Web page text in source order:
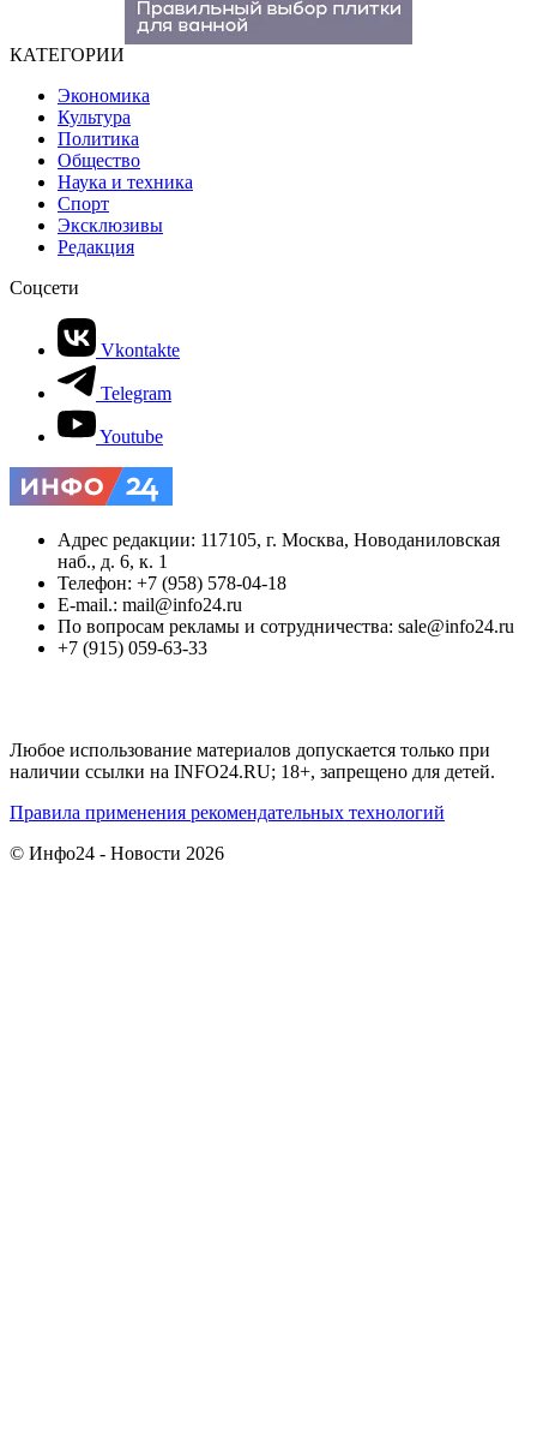
КАТЕГОРИИ
Экономика
Культура
Политика
Общество
Наука и техника
Спорт
Эксклюзивы
Редакция
Соцсети
Vkontakte
Telegram
Youtube
Адрес редакции: 117105, г. Москва, Новоданиловская
наб., д. 6, к. 1
Телефон: +7 (958) 578-04-18
E-mail.: mail@info24.ru
По вопросам рекламы и сотрудничества: sale@info24.ru
+7 (915) 059-63-33
Любое использование материалов допускается только при
наличии ссылки на INFO24.RU; 18+, запрещено для детей.
Правила применения рекомендательных технологий
© Инфо24 - Новости 2026